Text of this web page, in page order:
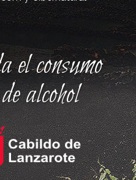
el consumo
alcohol